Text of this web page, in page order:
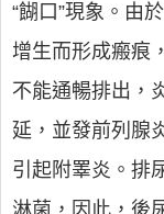
“餬口”現象。由
增生而形成瘢痕
不能通暢排出，
延，並發前列腺
引起附睪炎。排
淋菌，因此，後